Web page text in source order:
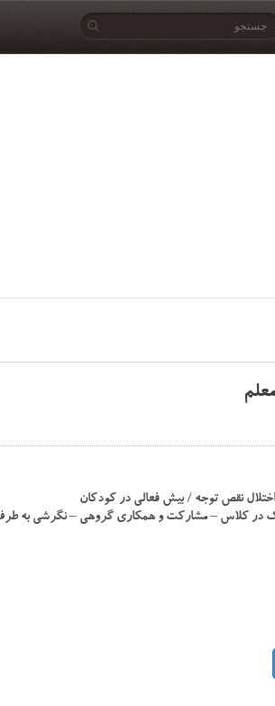
نقص توجه / بیش فعالی در کودکان
در کلاس – مشارکت و همکاری گروهی – نگرشی به